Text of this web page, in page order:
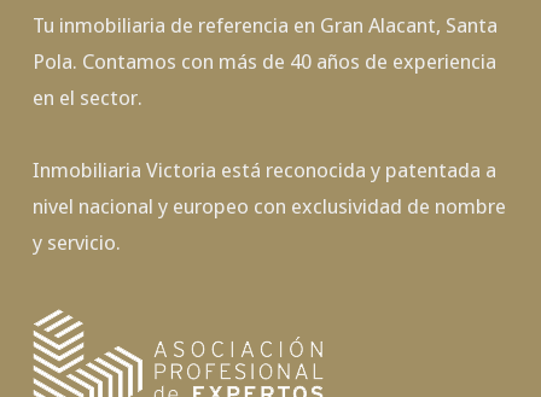
Tu inmobiliaria de referencia en Gran Alacant, Santa
Pola. Contamos con más de 40 años de experiencia
en el sector.
Inmobiliaria Victoria está reconocida y patentada a
nivel nacional y europeo con exclusividad de nombre
y servicio.